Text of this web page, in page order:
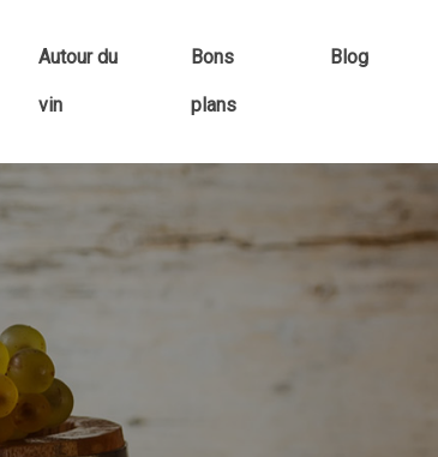
Autour du
vin
Bons
plans
Blog